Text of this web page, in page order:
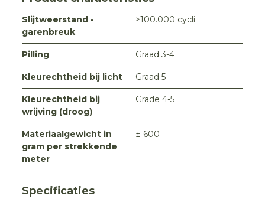
Slijtweerstand -
garenbreuk
>100.000 cycli
Pilling Graad 3-4
Kleurechtheid bij licht Graad 5
Kleurechtheid bij
wrijving (droog)
Grade 4-5
Materiaalgewicht in
gram per strekkende
meter
± 600
Specificaties